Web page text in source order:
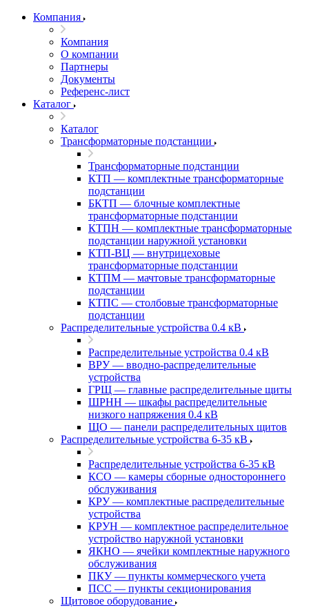
Компания
Компания
О компании
Партнеры
Документы
Референс-лист
Каталог
Каталог
Трансформаторные подстанции
Трансформаторные подстанции
КТП — комплектные трансформаторные
подстанции
БКТП — блочные комплектные
трансформаторные подстанции
КТПН — комплектные трансформаторные
подстанции наружной установки
КТП-ВЦ — внутрицеховые
трансформаторные подстанции
КТПМ — мачтовые трансформаторные
подстанции
КТПС — столбовые трансформаторные
подстанции
Распределительные устройства 0.4 кВ
Распределительные устройства 0.4 кВ
ВРУ — вводно-распределительные
устройства
ГРЩ — главные распределительные щиты
ШРНН — шкафы распределительные
низкого напряжения 0.4 кВ
ЩО — панели распределительных щитов
Распределительные устройства 6-35 кВ
Распределительные устройства 6-35 кВ
КСО — камеры сборные одностороннего
обслуживания
КРУ — комплектные распределительные
устройства
КРУН — комплектное распределительное
устройство наружной установки
ЯКНО — ячейки комплектные наружного
обслуживания
ПКУ — пункты коммерческого учета
ПСС — пункты секционирования
Щитовое оборудование